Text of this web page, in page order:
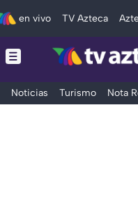
en vivo TV Azteca
Noticias Turismo Nota